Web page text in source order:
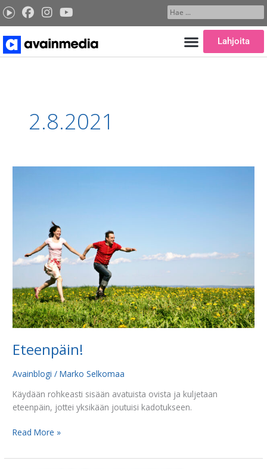
Siirry
sisältöön
Search
...
Lahjoita
2.8.2021
Eteenpäin!
Avainblogi /Marko Selkomaa
Käydään rohkeasti sisään avatuista ovista ja kuljetaan
eteenpäin, jottei yksikään joutuisi kadotukseen.
Read More »